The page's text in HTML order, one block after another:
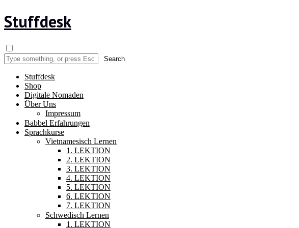
Stuffdesk
Stuffdesk
Shop
Digitale Nomaden
Über Uns
Impressum
Babbel Erfahrungen
Sprachkurse
Vietnamesisch Lernen
1. LEKTION
2. LEKTION
3. LEKTION
4. LEKTION
5. LEKTION
6. LEKTION
7. LEKTION
Schwedisch Lernen
1. LEKTION